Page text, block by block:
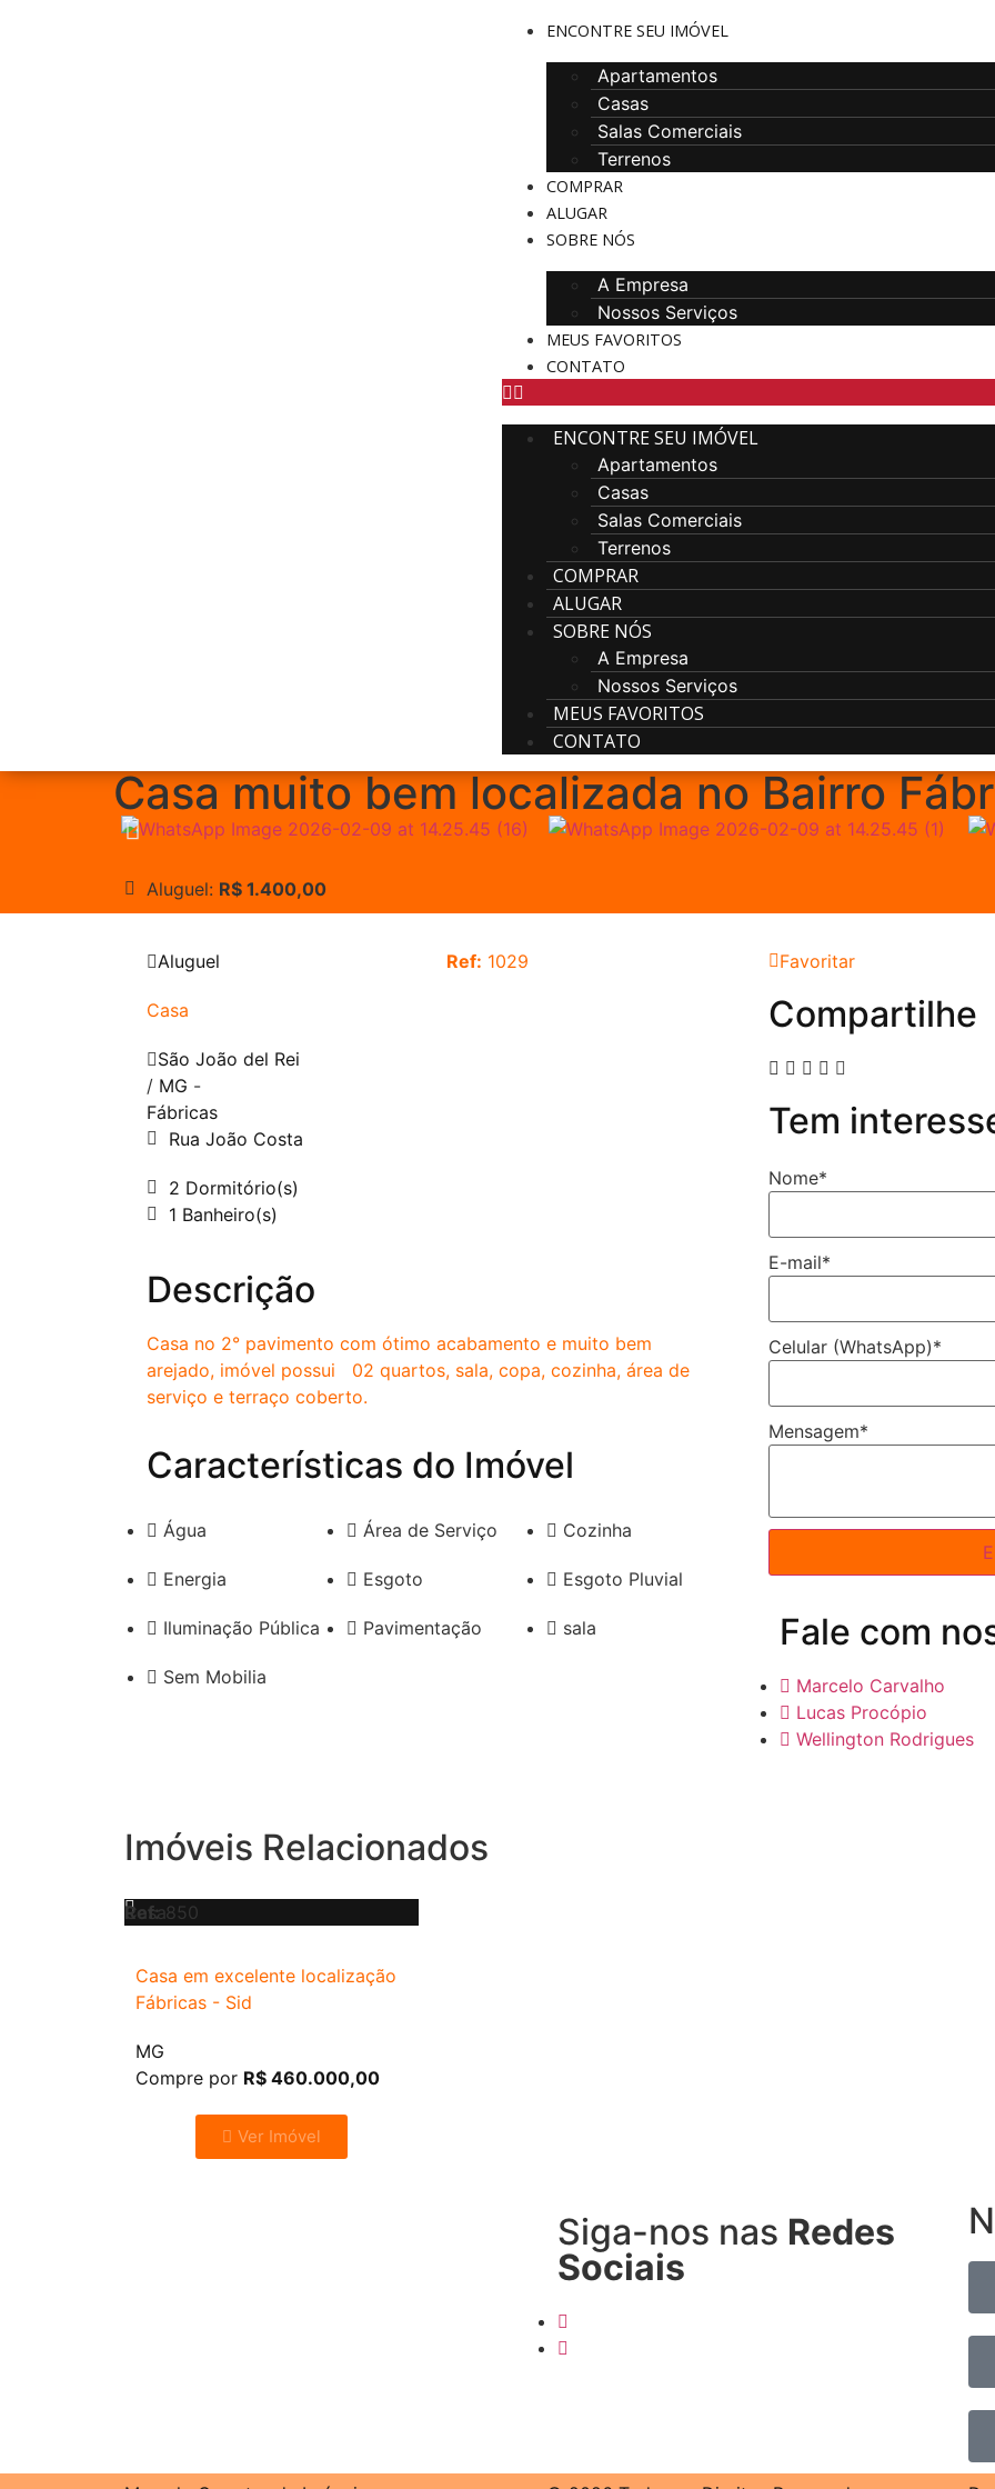
ENCONTRE SEU IMÓVEL
Apartamentos
Casas
Salas Comerciais
Terrenos
COMPRAR
ALUGAR
SOBRE NÓS
A Empresa
Nossos Serviços
MEUS FAVORITOS
CONTATO
ENCONTRE SEU IMÓVEL
Apartamentos
Casas
Salas Comerciais
Terrenos
COMPRAR
ALUGAR
SOBRE NÓS
A Empresa
Nossos Serviços
MEUS FAVORITOS
CONTATO
Casa muito bem localizada no Bairro
Aluguel: R$ 1.400,00
Aluguel
Casa
Ref: 1029
São João del Rei
/ MG -
Fábricas
Rua João Costa
2 Dormitório(s)
1 Banheiro(s)
Descrição
Casa no 2° pavimento com ótimo acabamento e muito bem
arejado, imóvel possui 02 quartos, sala, copa, cozinha, área de
serviço e terraço coberto.
Características do Imóvel
Água Área de Serviço Cozinha
Energia Esgoto Esgoto Pluvial
Iluminação Pública Pavimentação sala
Sem Mobilia
Favoritar
Compartilhe
Tem
Nome*
E-mail*
Celular (WhatsApp)*
Mensagem*
Fale com
Marcelo Carvalho
Lucas Procópio
Wellington Rodrigues
Imóveis Relacionados
Venda
Casa
Ref:850
Casa em excelente localização
Fábricas - Sid
MG
Compre por R$ 460.000,00
Ver Imóvel
Siga-nos nas Redes
Sociais